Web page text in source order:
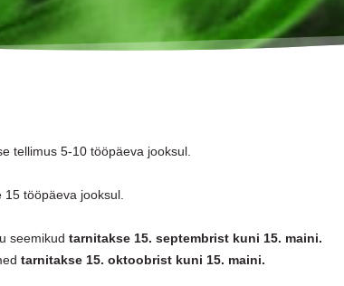
tellimus 5-10 tööpäeva jooksul.
tööpäeva jooksul.
seemikud tarnitakse 15. septembrist kuni 15. maini.
tarnitakse 15. oktoobrist kuni 15. maini.